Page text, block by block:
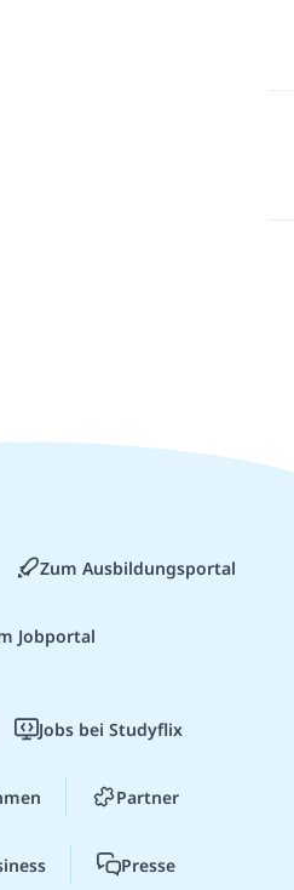
Zum Ausbildungsportal
Jobportal
Jobs bei Studyflix
Partner
Presse